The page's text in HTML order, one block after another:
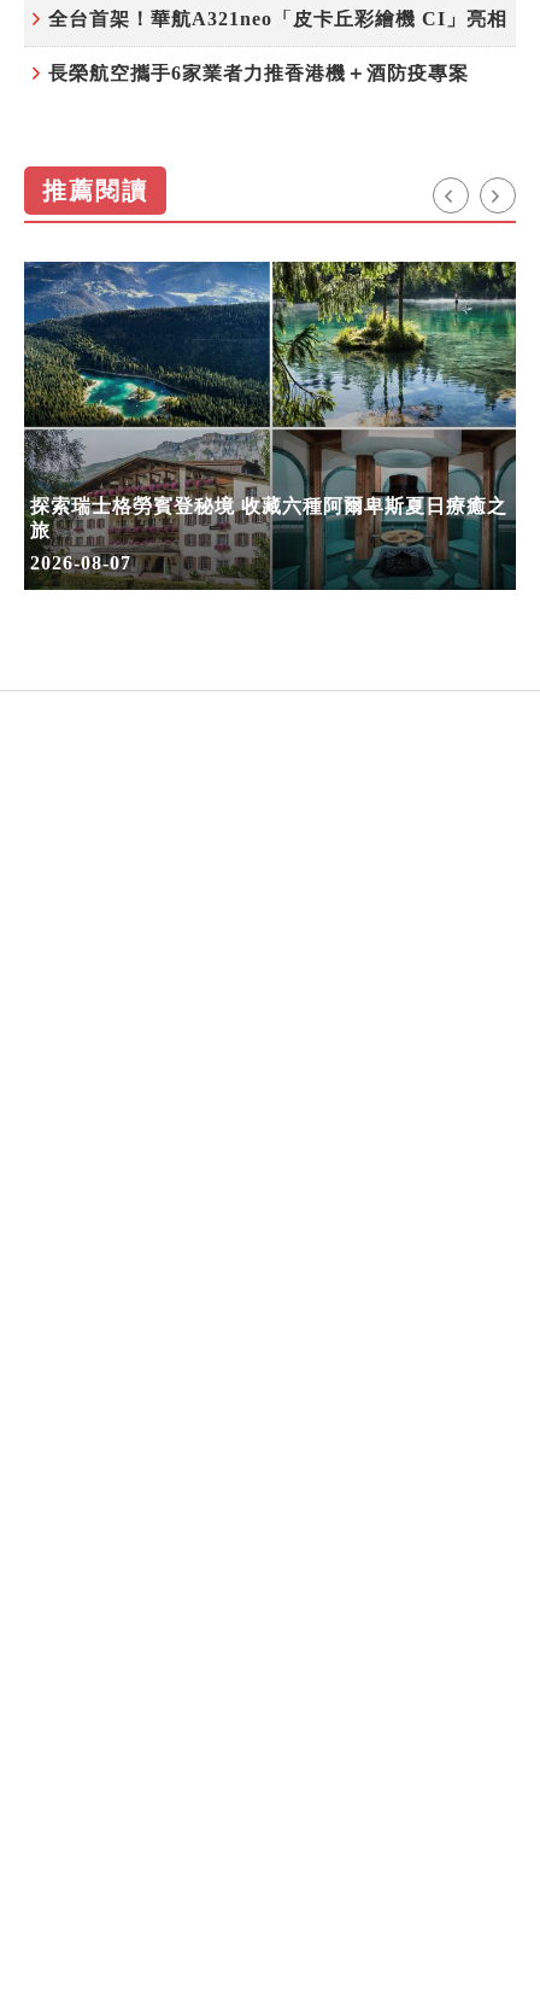
全台首架！華航A321neo「皮卡丘彩繪機 CI」亮相
長榮航空攜手6家業者力推香港機＋酒防疫專案
推薦閱讀
探索瑞士格勞賓登秘境 收藏六種阿爾卑斯夏日療癒之
旅
2026-08-07